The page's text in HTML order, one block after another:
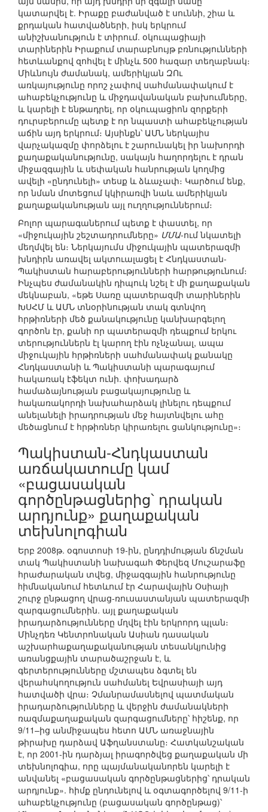
կատարվել է. Իրաքը բաժանված է սուննի, շիա և
քրդական հատվածների, իսկ երկրում
անիշխանություն է տիրում. օկուպացիայի
տարիներին Իրաքում տարաբնույթ բռնությունների
հետևանքով զոհվել է մինչև 500 հազար տեղաբնակ։
Միևնույն ժամանակ, ամերիկյան ԶՈւ
առկայությունը որոշ չափով սահմանափակում է
ահաբեկչությունը և միջդավանական բախումները,
և կարելի է ենթադրել, որ օկուպացիոն զորքերի
դուրսբերումը պետք է որ նպաստի ահաբեկչության
աճին այդ երկրում։ Այսինքն՝ ԱՄՆ ներկայիս
վարչակազմը փորձելու է շարունակել իր նախորդի
քաղաքականությունը, սակայն հաղորդելու է դրան
միջազգային և սեփական հանրության կողմից
ավելի «ընդունելի» տեսք և ձևաչափ։ Կարծում ենք,
որ նման մոտեցում կկիրառվի նաև ամերիկյան
քաղաքականության այլ ուղղություններում։
Բոլոր պարագաներում պետք է փաստել, որ
«միջուկային շեշտադրումները» ՄՄԱ-ում նկատելի
մեղմվել են։ Ներկայումս միջուկային պատերազմի
խնդիրն առավել ակտուալացել է Հնդկաստան-
Պակիստան հարաբերությունների հարթությունում։
Ինչպես ժամանակին դիպուկ նշել է մի քաղաքական
մեկնաբան, «եթե Սառը պատերազմի տարիներին
ԽՍՀՄ և ԱՄՆ տնօրինության տակ գտնվող
հրթիռների մեծ քանակությունը կանխարգելող
գործոն էր, քանի որ պատերազմի դեպքում երկու
տերություններն էլ կարող էին ոչնչանալ, ապա
միջուկային հրթիռների սահմանափակ քանակը
Հնդկաստանի և Պակիստանի պարագայում
հակառակ էֆեկտ ունի. փոխադարձ
համաձայնության բացակայությունը և
հակառակորդի նախահարձակ լինելու դեպքում
անելանելի իրադրության մեջ հայտնվելու ահը
մեծացնում է հրթիռներ կիրառելու ցանկությունը»։
Պակիստան-Հնդկաստան
առճակատումը կամ
«բացասական
գործընթացներից՝ դրական
արդյունք» քաղաքական
տեխնոլոգիան
Երբ 2008թ. օգոստոսի 19-ին, ընդդիմության ճնշման
տակ Պակիստանի նախագահ Փերվեզ Մուշարաֆը
հրաժարական տվեց, միջազգային հանրությունը
hիմնականում հետևում էր Հարավային Օսիայի
շուրջ ընթացող վրաց-ռուսաստանյան պատերազմի
զարգացումներին. այլ քաղաքական
իրադարձությունները մղվել էին երկրորդ պլան։
Մինչդեռ Կենտրոնական Ասիան դասական
աշխարհաքաղաքականության տեսանկյունից
առանցքային տարածաշրջան է, և
գերտերությունները մշտապես ձգտել են
վերահսկողություն սահմանել Եվրասիայի այդ
հատվածի վրա։ Չմանրամասնելով պատմական
իրադարձությունները և վերջին ժամանակների
ռազմաքաղաքական զարգացումները՝ հիշենք, որ
9/11–ից անմիջապես հետո ԱՄՆ առաջնային
թիրախը դարձավ Աֆղանստանը։ Հատկանշական
է, որ 2001-ին դարձյալ իրագործվեց քաղաքական մի
տեխնոլոգիա, որը պայմանականորեն կարելի է
անվանել «բացասական գործընթացներից՝ դրական
արդյունք». հիմք ընդունելով և օգտագործելով 9/11-ի
ահաբեկչությունը (բացասական գործընթաց)՝